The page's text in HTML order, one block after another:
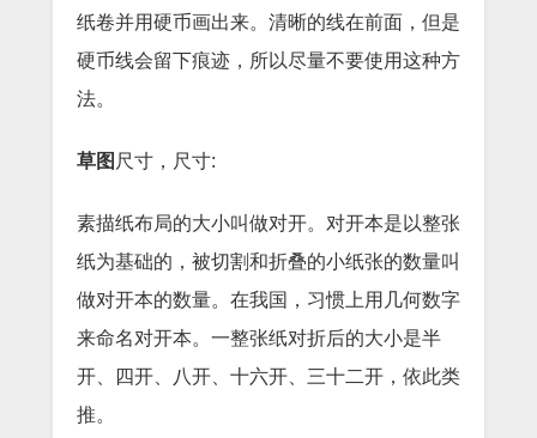
纸卷并用硬币画出来。清晰的线在前面，但是
硬币线会留下痕迹，所以尽量不要使用这种方
法。
草图 尺寸，尺寸:
素描纸布局的大小叫做对开。对开本是以整张
纸为基础的，被切割和折叠的小纸张的数量叫
做对开本的数量。在我国，习惯上用几何数字
来命名对开本。一整张纸对折后的大小是半
开、四开、八开、十六开、三十二开，依此类
推。